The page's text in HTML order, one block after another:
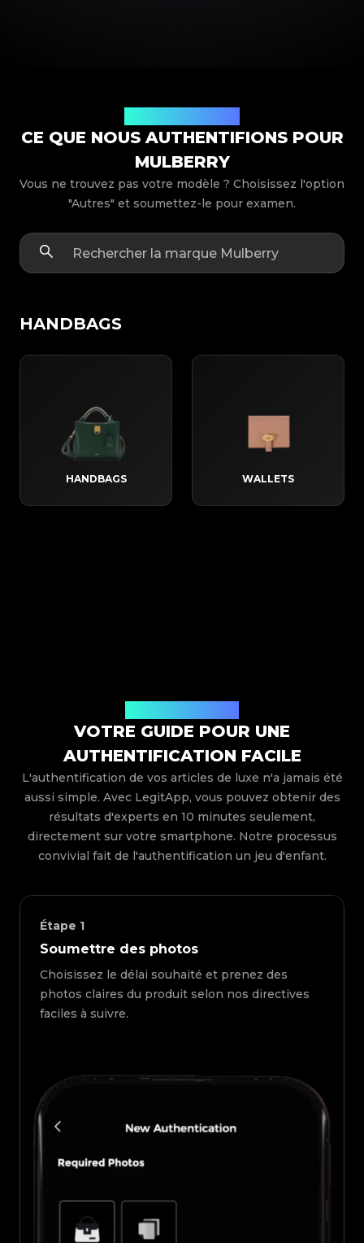
CE QUE NOUS AUTHENTIFIONS POUR
MULBERRY
Vous ne trouvez pas votre modèle ? Choisissez l'option
"Autres" et soumettez-le pour examen.
HANDBAGS
HANDBAGS WALLETS
VOTRE GUIDE POUR UNE
AUTHENTIFICATION FACILE
L'authentification de vos articles de luxe n'a jamais été
aussi simple. Avec LegitApp, vous pouvez obtenir des
résultats d'experts en 10 minutes seulement,
directement sur votre smartphone. Notre processus
convivial fait de l'authentification un jeu d'enfant.
Étape 1
Soumettre des photos
Choisissez le délai souhaité et prenez des
photos claires du produit selon nos directives
faciles à suivre.